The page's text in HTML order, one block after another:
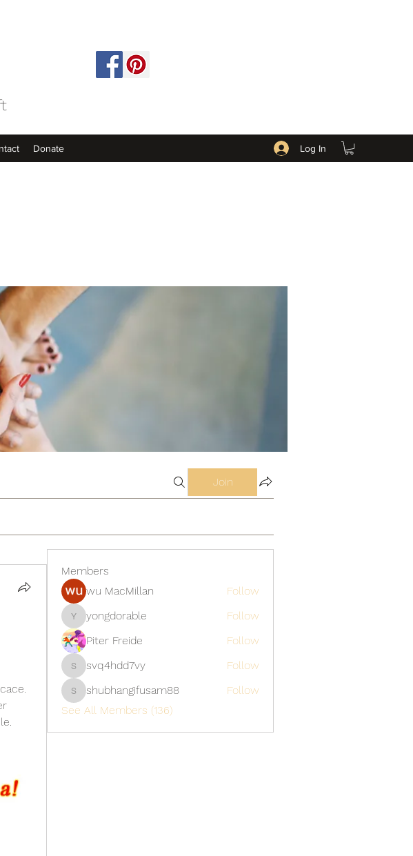
Donate Log In
Join
Members
wu MacMillan
Follow
yongdorable
yongdorable
Follow
Piter Freide
Follow
svq4hdd7vy
svq4hdd7vy Follow
shubhangifusam88
shubhangifusam88
Follow
See All Members (136)